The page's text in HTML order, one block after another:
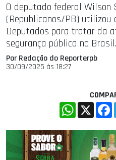
O deputado federal Wilson
(Republicanos/PB) utilizou
Deputados para tratar da
segurança pública no Brasil.
Por Redação do Reporterpb
30/09/2025 às 18:27
WhatsApp
X